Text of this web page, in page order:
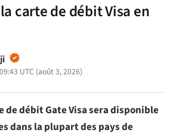
carte de débit Visa en
UTC (août 3, 2026)
de débit Gate Visa sera disponible
dans la plupart des pays de